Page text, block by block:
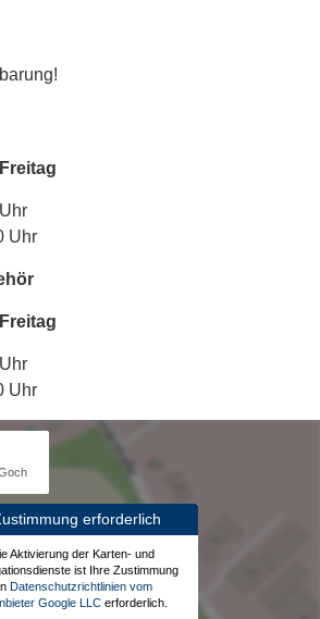
Uhr
Uhr
erforderlich
Aktivierung der Karten- und
ist Ihre Zustimmung
Datenschutzrichtlinien vom
Google LLC erforderlich.